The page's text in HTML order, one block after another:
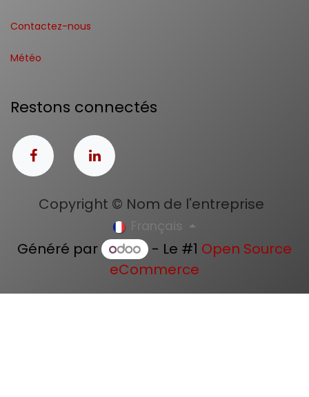
Contactez-nous
Météo
Restons connectés
Copyright © Nom de l'entreprise
Français
Généré par - Le #1 Open Source
eCommerce